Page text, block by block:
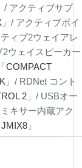
/ アクティブサブ
」/ アクティブポイ
ティブ2ウェイアレ
2ウェイスピーカー
COMPACT
」/ RDNet コント
2 」/ USBオー
ミキサー内蔵アク
」